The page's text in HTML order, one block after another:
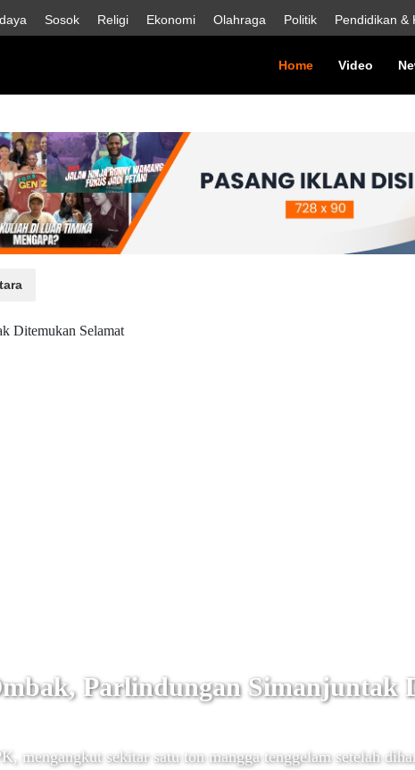
Sosok Religi Ekonomi Olahraga Politik Pendidikan &
Home(current)
Video
Parlindungan Simanjuntak
mengangkut sekitar satu ton mangga tenggelam setelah